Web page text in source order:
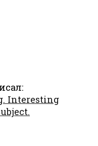
Interesting